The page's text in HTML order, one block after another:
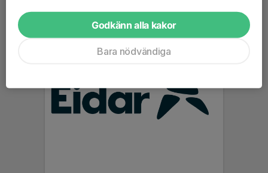
Godkänn alla kakor
Bara nödvändiga